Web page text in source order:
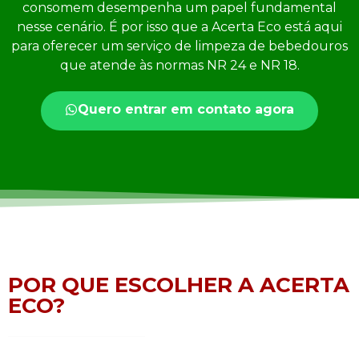
consomem desempenha um papel fundamental
nesse cenário. É por isso que a Acerta Eco está aqui
para oferecer um serviço de limpeza de bebedouros
que atende às normas NR 24 e NR 18.
Quero entrar em contato agora
POR QUE ESCOLHER A ACERTA
ECO?